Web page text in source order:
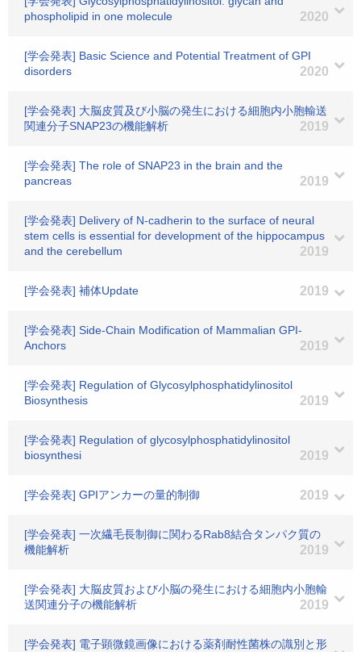
phospholipid in one molecule
2020
[学会発表] Basic Science and Potential Treatment of GPI
disorders
2020
[学会発表] 大脳皮質及び小脳の発生における細胞内小胞輸送
関連分子SNAP23の機能解析
2019
[学会発表] The role of SNAP23 in the brain and the
pancreas
2019
[学会発表] Delivery of N-cadherin to the surface of neural
stem cells is essential for development of the hippocampus
and the cerebellum
2019
[学会発表] 補体Update 2019
[学会発表] Side-Chain Modification of Mammalian GPI-
Anchors
2019
[学会発表] Regulation of Glycosylphosphatidylinositol
Biosynthesis
2019
[学会発表] Regulation of glycosylphosphatidylinositol
biosynthesi
2019
[学会発表] GPIアンカーの量的制御 2019
[学会発表] 一次繊毛長制御に関わるRab8結合タンパク質の
機能解析
2019
[学会発表] 大脳皮質および小脳の発生における細胞内小胞輸
送関連分子の機能解析
2019
[学会発表] 電子顕微鏡画像における薬剤耐性菌株の識別と形